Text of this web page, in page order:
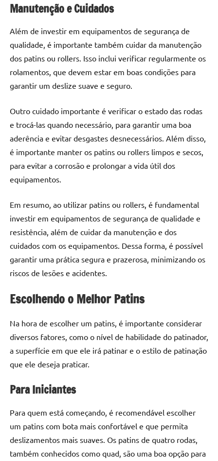
Manutenção e Cuidados
Além de investir em equipamentos de segurança de
qualidade, é importante também cuidar da manutenção
dos patins ou rollers. Isso inclui verificar regularmente os
rolamentos, que devem estar em boas condições para
garantir um deslize suave e seguro.
Outro cuidado importante é verificar o estado das rodas
e trocá-las quando necessário, para garantir uma boa
aderência e evitar desgastes desnecessários. Além disso,
é importante manter os patins ou rollers limpos e secos,
para evitar a corrosão e prolongar a vida útil dos
equipamentos.
Em resumo, ao utilizar patins ou rollers, é fundamental
investir em equipamentos de segurança de qualidade e
resistência, além de cuidar da manutenção e dos
cuidados com os equipamentos. Dessa forma, é possível
garantir uma prática segura e prazerosa, minimizando os
riscos de lesões e acidentes.
Escolhendo o Melhor Patins
Na hora de escolher um patins, é importante considerar
diversos fatores, como o nível de habilidade do patinador,
a superfície em que ele irá patinar e o estilo de patinação
que ele deseja praticar.
Para Iniciantes
Para quem está começando, é recomendável escolher
um patins com bota mais confortável e que permita
deslizamentos mais suaves. Os patins de quatro rodas,
também conhecidos como quad, são uma boa opção para